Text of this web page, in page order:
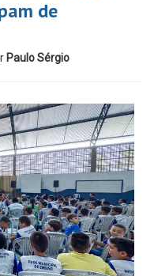
de
Paulo Sérgio